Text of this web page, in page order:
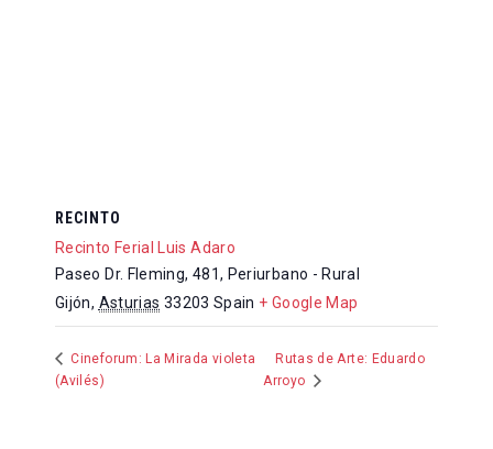
RECINTO
Recinto Ferial Luis Adaro
Paseo Dr. Fleming, 481, Periurbano - Rural
Gijón, Asturias 33203 Spain + Google Map
Cineforum: La Mirada violeta
(Avilés)
Rutas de Arte: Eduardo
Arroyo